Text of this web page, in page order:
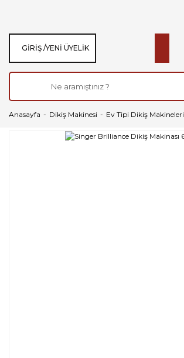
GIRIŞ /YENI ÜYELIK
Anasayfa Dikiş Makinesi Ev Tipi Dikiş Makineleri